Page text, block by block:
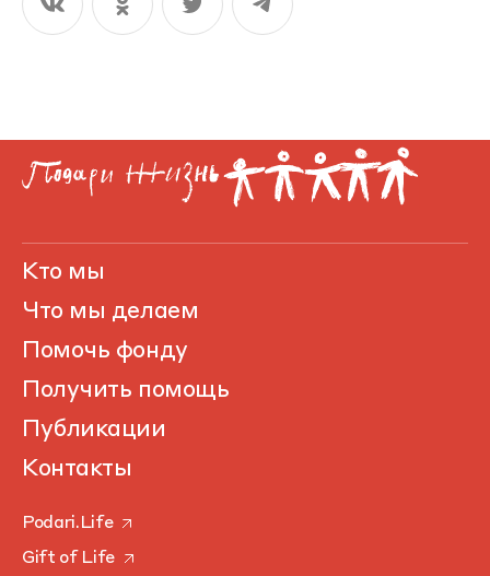
Кто мы
Что мы делаем
Помочь фонду
Получить помощь
Публикации
Контакты
Podari.Life
Gift of Life